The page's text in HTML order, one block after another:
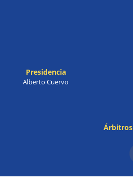
Presidencia
Alberto Cuervo
Árbitros